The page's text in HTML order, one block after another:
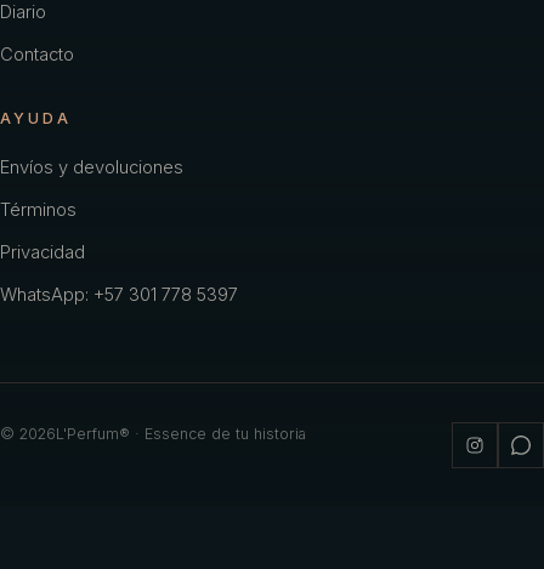
Diario
Contacto
AYUDA
Envíos y devoluciones
Términos
Privacidad
WhatsApp: +57 301 778 5397
© 2026L'Perfum® · Essence de tu historia